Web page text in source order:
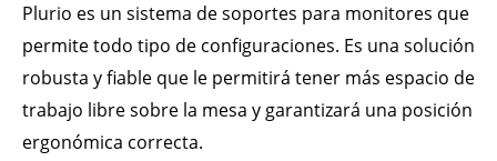
Plurio es un sistema de soportes para monitores que
permite todo tipo de configuraciones. Es una solución
robusta y fiable que le permitirá tener más espacio de
trabajo libre sobre la mesa y garantizará una posición
ergonómica correcta.